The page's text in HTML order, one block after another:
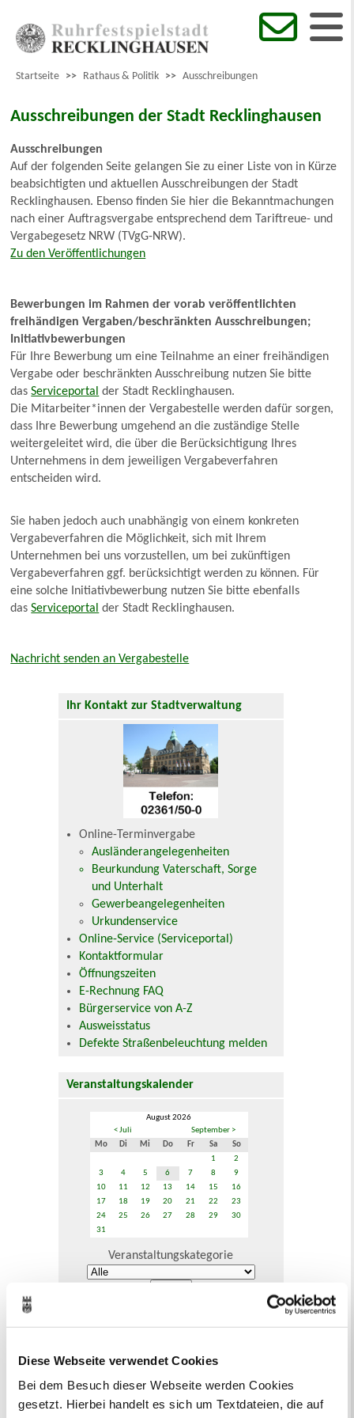
Diese Webseite verwendet Cookies
Bei dem Besuch dieser Webseite werden Cookies
gesetzt. Hierbei handelt es sich um Textdateien, die auf
Startseite >> Rathaus & Politik >> Ausschreibungen
Ausschreibungen der Stadt Recklinghausen
Ausschreibungen
Auf der folgenden Seite gelangen Sie zu einer Liste von in Kürze
beabsichtigten und aktuellen Ausschreibungen der Stadt
Recklinghausen. Ebenso finden Sie hier die Bekanntmachungen
nach einer Auftragsvergabe entsprechend dem Tariftreue- und
Vergabegesetz NRW (TVgG-NRW).
Zu den Veröffentlichungen
Bewerbungen im Rahmen der vorab veröffentlichten
freihändigen Vergaben/beschränkten Ausschreibungen;
Initiativbewerbungen
Für Ihre Bewerbung um eine Teilnahme an einer freihändigen
Vergabe oder beschränkten Ausschreibung nutzen Sie bitte
dasServiceportal der Stadt Recklinghausen.
Die Mitarbeiter*innen der Vergabestelle werden dafür sorgen,
dass Ihre Bewerbung umgehend an die zuständige Stelle
weitergeleitet wird, die über die Berücksichtigung Ihres
Unternehmens in dem jeweiligen Vergabeverfahren
entscheiden wird.
Sie haben jedoch auch unabhängig von einem konkreten
Vergabeverfahren die Möglichkeit, sich mit Ihrem
Unternehmen bei uns vorzustellen, um bei zukünftigen
Vergabeverfahren ggf. berücksichtigt werden zu können. Für
eine solche Initiativbewerbung nutzen Sie bitte ebenfalls
dasServiceportal der Stadt Recklinghausen.
Nachricht senden an Vergabestelle
Ihr Kontakt zur Stadtverwaltung
Online-Terminvergabe
Ausländerangelegenheiten
Beurkundung Vaterschaft, Sorge
und Unterhalt
Gewerbeangelegenheiten
Urkundenservice
Online-Service (Serviceportal)
Kontaktformular
Öffnungszeiten
E-Rechnung FAQ
Bürgerservice von A-Z
Ausweisstatus
Defekte Straßenbeleuchtung melden
Veranstaltungskalender
August 2026
< Juli
September >
Mo
Di Mi Do Fr Sa
So
1
2
3
4 5 6 7 8
9
10
11 12 13 14 15
16
17
18 19 20 21 22
23
24
25 26 27 28 29
30
31
Veranstaltungskategorie
Bürgerbeteiligung
Online-Beteiligungsportal der
Stadtverwaltung